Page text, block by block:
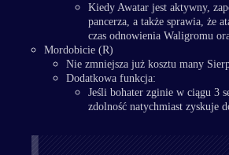
Kiedy Awatar jest aktywny,
pancerza, a także sprawia, że
czas odnowienia Waligromu
Mordobicie (R)
Nie zmniejsza już kosztu many
Dodatkowa funkcja:
Jeśli bohater zginie w ciągu 3
zdolność natychmiast zyskuje